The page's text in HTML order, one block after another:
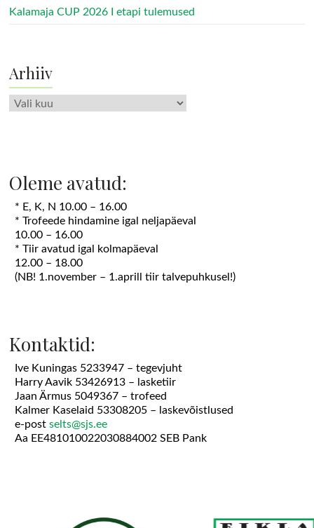
Kalamaja CUP 2026 I etapi tulemused
Arhiiv
Arhiiv
Oleme avatud:
* E, K, N 10.00 – 16.00
* Trofeede hindamine igal neljapäeval
10.00 – 16.00
* Tiir avatud igal kolmapäeval
12.00 – 18.00
(NB! 1.november – 1.aprill tiir talvepuhkusel!)
Kontaktid:
Ive Kuningas 5233947 – tegevjuht
Harry Aavik 53426913 – lasketiir
Jaan Ärmus 5049367 – trofeed
Kalmer Kaselaid 53308205 – laskevõistlused
e-postselts@sjs.ee
Aa EE481010022030884002 SEB Pank